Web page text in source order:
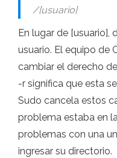
/[usuario]
En lugar de [usuario],
usuario. El equipo de
cambiar el derecho
-r significa que esta
Sudo cancela estos
problema estaba en
problemas con una
ingresar su directorio.